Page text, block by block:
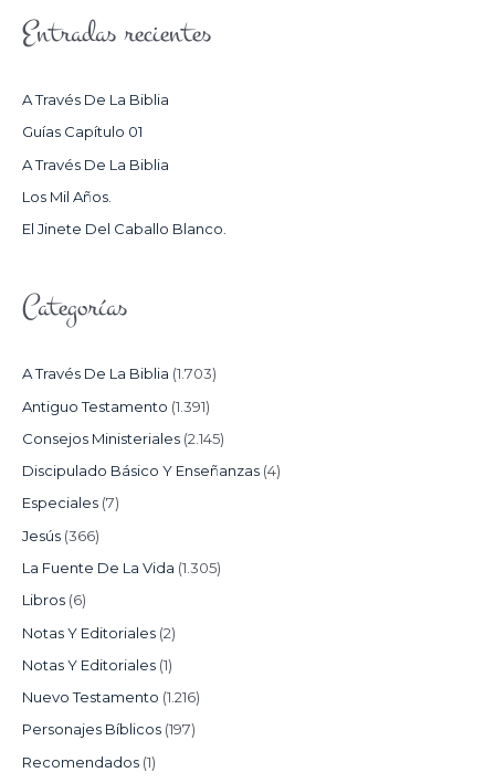
C
R
:
Entradas recientes
A Través De La Biblia
Guías Capítulo 01
A Través De La Biblia
Los Mil Años.
El Jinete Del Caballo Blanco.
Categorías
A Través De La Biblia (1.703)
Antiguo Testamento (1.391)
Consejos Ministeriales (2.145)
Discipulado Básico Y Enseñanzas (4)
Especiales (7)
Jesús (366)
La Fuente De La Vida (1.305)
Libros (6)
Notas Y Editoriales (2)
Notas Y Editoriales (1)
Nuevo Testamento (1.216)
Personajes Bíblicos (197)
Recomendados (1)